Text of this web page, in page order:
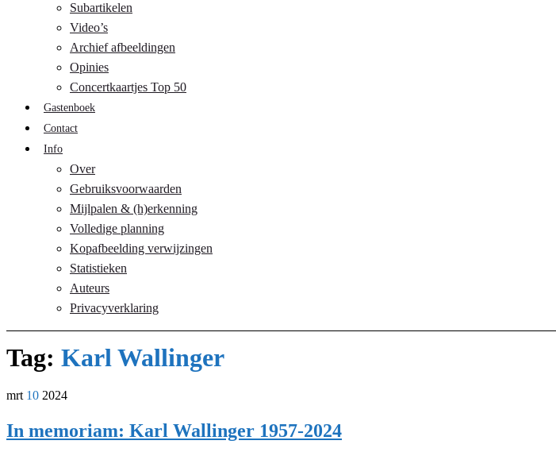
Subartikelen
Video’s
Archief afbeeldingen
Opinies
Concertkaartjes Top 50
Gastenboek
Contact
Info
Over
Gebruiksvoorwaarden
Mijlpalen & (h)erkenning
Volledige planning
Kopafbeelding verwijzingen
Statistieken
Auteurs
Privacyverklaring
Tag: Karl Wallinger
mrt 10 2024
In memoriam: Karl Wallinger 1957-2024